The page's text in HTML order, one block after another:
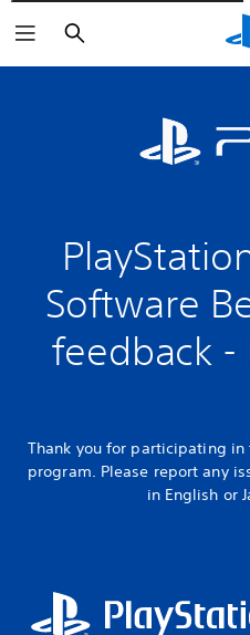
Rechercher
Software
feedback -
Thank you for participating in
program. Please report any
in English or